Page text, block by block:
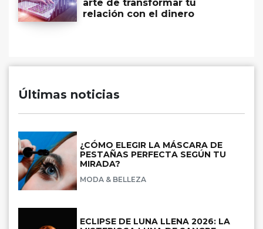
arte de transformar tu
relación con el dinero
Últimas noticias
¿CÓMO ELEGIR LA MÁSCARA DE
PESTAÑAS PERFECTA SEGÚN TU
MIRADA?
MODA & BELLEZA
ECLIPSE DE LUNA LLENA 2026: LA